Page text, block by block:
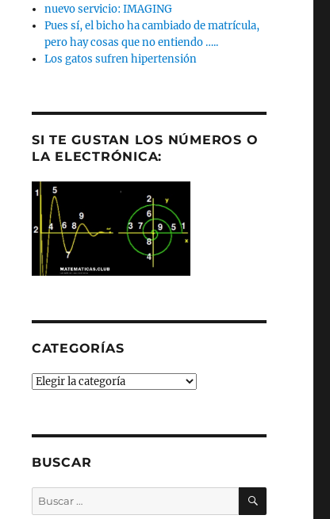
nuevo servicio: IMAGING
Pues sí, el bicho ha cambiado de matrícula,
pero hay cosas que no entiendo …..
Los gatos sufren hipertensión
SI TE GUSTAN LOS NÚMEROS O
LA ELECTRÓNICA:
CATEGORÍAS
Categorías
BUSCAR
Buscar
por:
BUSCAR